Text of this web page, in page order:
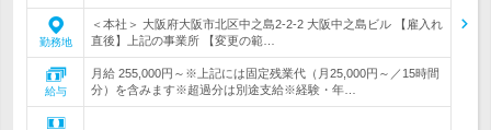
勤務地
＜本社＞ 大阪府大阪市北区中之島2-2-2 大阪中之島ビル 【雇入れ
直後】上記の事業所 【変更の範…
給与
月給 255,000円～※上記には固定残業代（月25,000円～／15時間
分）を含みます※超過分は別途支給※経験・年…